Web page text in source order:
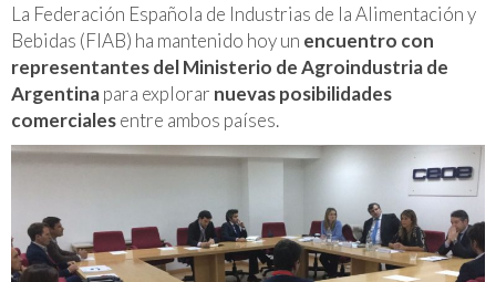
La Federación Española de Industrias de la Alimentación y
Bebidas (FIAB) ha mantenido hoy un encuentro con
representantes del Ministerio de Agroindustria de
Argentinapara explorar nuevas posibilidades
comercialesentre ambos países.